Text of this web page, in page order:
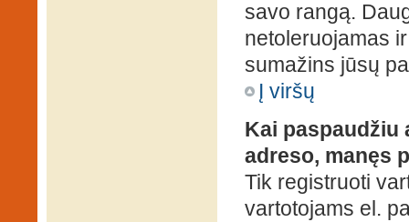
savo rangą.
netoleruojamas
sumažins jūsų
Į viršų
Kai
adreso, manęs
Tik registruoti
vartotojams el.